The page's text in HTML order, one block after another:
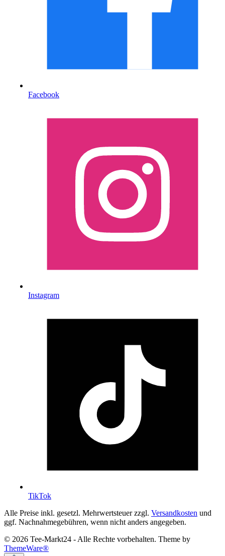
Facebook
Instagram
TikTok
Alle Preise inkl. gesetzl. Mehrwertsteuer zzgl. Versandkosten und
ggf. Nachnahmegebühren, wenn nicht anders angegeben.
© 2026 Tee-Markt24 - Alle Rechte vorbehalten. Theme by
ThemeWare®